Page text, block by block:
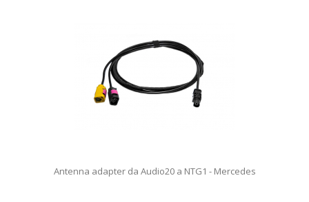
Antenna adapter da Audio20 a NTG1 - Mercedes